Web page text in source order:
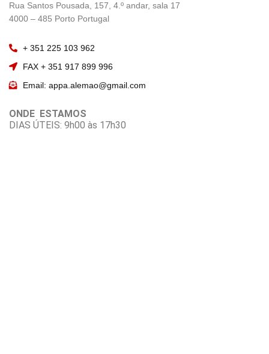
Rua Santos Pousada, 157, 4.º andar, sala 17
4000 – 485 Porto Portugal
+ 351 225 103 962
FAX + 351 917 899 996
Email: appa.alemao@gmail.com
ONDE ESTAMOS
DIAS ÚTEIS: 9h00 às 17h30